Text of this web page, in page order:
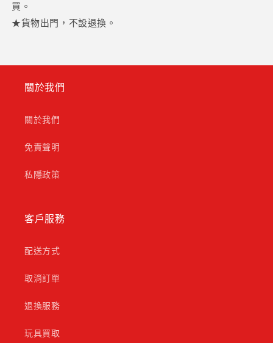
買。
★貨物出門，不設退換。
關於我們
關於我們
免責聲明
私隱政策
客戶服務
配送方式
取消訂單
退換服務
玩具買取